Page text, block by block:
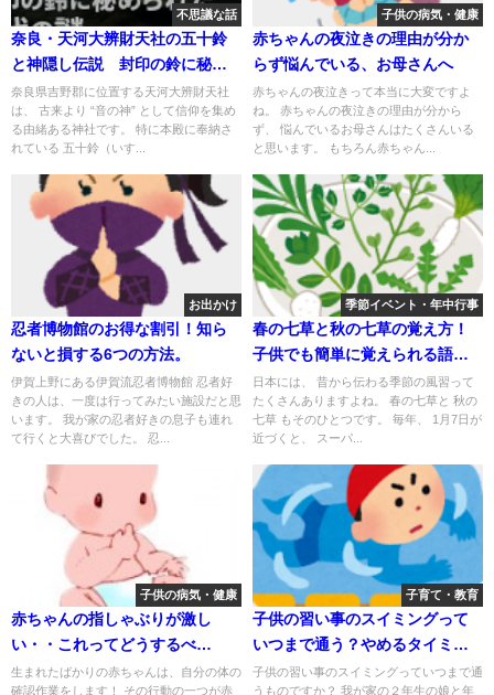
不思議な話
奈良・天河大辨財天社の五十鈴
と神隠し伝説 封印の鈴に秘め
られた古代の謎
奈良県吉野郡に位置する天河大辨財天社
は、 古来より “音の神” として信仰を集め
る由緒ある神社です。 特に本殿に奉納さ
れている 五十鈴（いす...
子供の病気・健康
赤ちゃんの夜泣きの理由が分か
らず悩んでいる、お母さんへ
赤ちゃんの夜泣きって本当に大変ですよ
ね。 赤ちゃんの夜泣きの理由が分から
ず、 悩んでいるお母さんはたくさんいる
と思います。 もちろん赤ちゃん...
お出かけ
忍者博物館のお得な割引！知ら
ないと損する6つの方法。
伊賀上野にある伊賀流忍者博物館 忍者好
きの人は、一度は行ってみたい施設だと思
います。 我が家の忍者好きの息子も連れ
て行くと大喜びでした。 忍...
季節イベント・年中行事
春の七草と秋の七草の覚え方！
子供でも簡単に覚えられる語呂
合わせとコツ
日本には、 昔から伝わる季節の風習って
たくさんありますよね。 春の七草と 秋の
七草 もそのひとつです。 毎年、 1月7日が
近づくと、 スーパ...
子供の病気・健康
赤ちゃんの指しゃぶりが激し
い・・これってどうするべ
き？！
生まれたばかりの赤ちゃんは、自分の体の
確認作業をします！ その行動の一つが赤
子育て・教育
子供の習い事のスイミングって
いつまで通う？やめるタイミン
グは？
子供の習い事のスイミングっていつまで通
うものですか？ 我が家の２年生の娘と年